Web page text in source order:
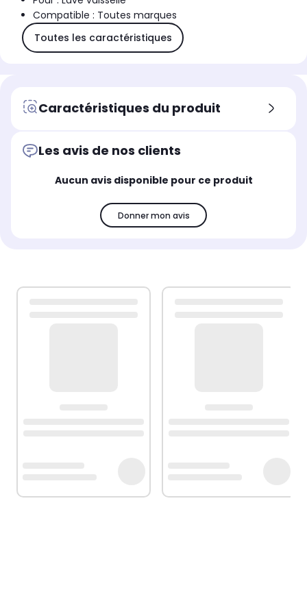
Compatible : Toutes marques
Toutes les caractéristiques
Caractéristiques du produit
Les avis de nos clients
Aucun avis disponible pour ce produit
Donner mon avis